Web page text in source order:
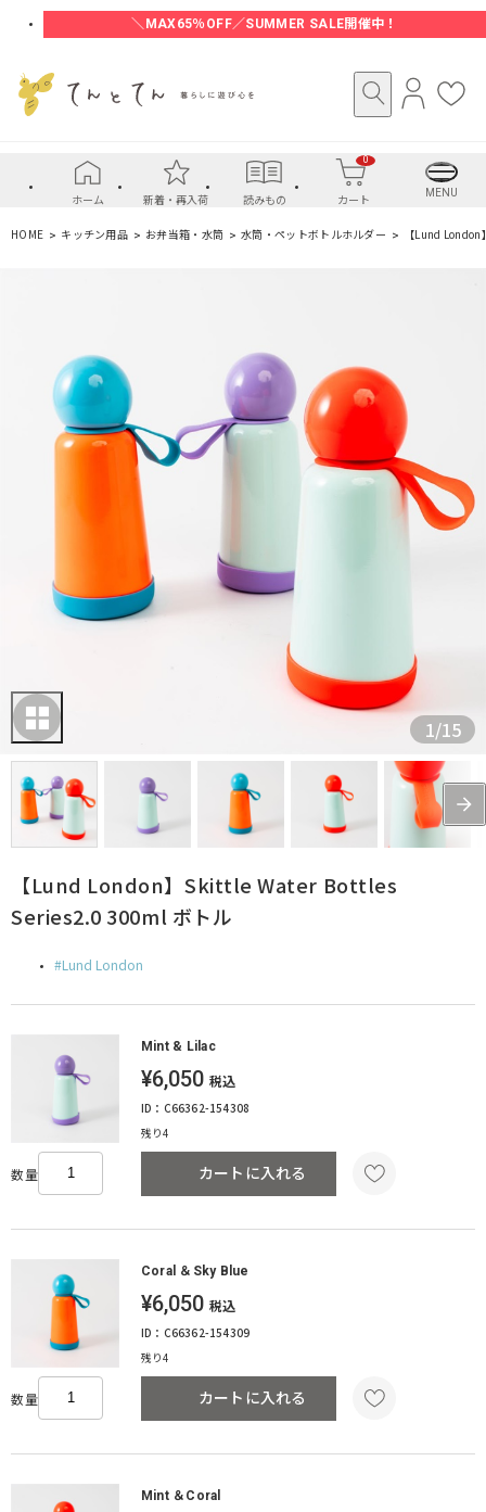
＼MAX65％OFF／SUMMER SALE開催中！
に
入
り
ホーム 新着・再入荷 読みもの カート
0
MENU
HOME キッチン用品 お弁当箱・水筒 水筒・ペットボトルホルダー 【Lund
1/15
【Lund London】Skittle Water Bottles
Series2.0 300ml ボトル
Lund London
Mint & Lilac
¥6,050 税込
ID：C66362-154308
残り4
数量 カートに入れる
Coral ＆Sky Blue
¥6,050 税込
ID：C66362-154309
残り4
数量 カートに入れる
Mint ＆Coral